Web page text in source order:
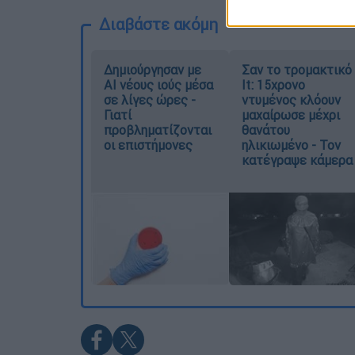
Διαβάστε ακόμη
Δημιούργησαν με
AI νέους ιούς μέσα
σε λίγες ώρες -
Γιατί
προβληματίζονται
οι επιστήμονες
Σαν το τρομακτικό
It: 15χρονο
ντυμένος κλόουν
μαχαίρωσε μέχρι
θανάτου
ηλικιωμένο - Τον
κατέγραψε κάμερα